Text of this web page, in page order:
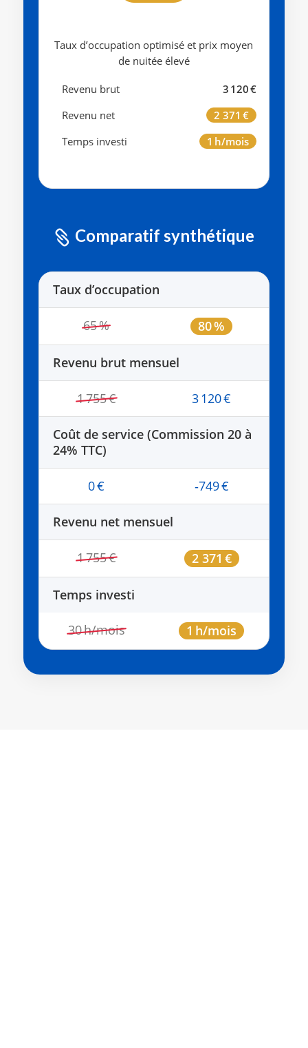
Taux d’occupation optimisé et prix moyen
de nuitée élevé
Revenu brut
3 120 €
Revenu net
2 371 €
Temps investi
1 h/mois
 Comparatif synthétique
Taux d’occupation
65 % 80 %
Revenu brut mensuel
1 755 € 3 120 €
Coût de service (Commission 20 à
24% TTC)
0 € ‑749 €
Revenu net mensuel
1 755 € 2 371 €
Temps investi
30 h/mois 1 h/mois